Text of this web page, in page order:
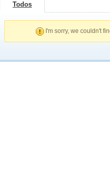
Todos
I'm sorry, we couldn't